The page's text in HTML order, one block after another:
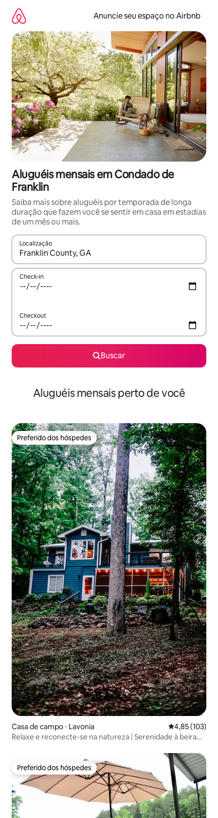
para
conteúdo
Anuncie seu espaço no Airbnb
Aluguéis mensais em Condado de
Franklin
Saiba mais sobre aluguéis por temporada de longa
duração que fazem você se sentir em casa em estadias
de um mês ou mais.
Localização
Quando os resultados estiverem disponíveis, explore-os
Check-in
Checkout
Buscar
Aluguéis mensais perto de você
Preferido dos hóspedes
Preferido dos hóspedes
Casa de campo ⋅ Lavonia 4,85 de uma
4,85 (103)
Relaxe e reconecte-se na natureza | Serenidade à beira
Preferido dos hóspedes
Preferido dos hóspedes